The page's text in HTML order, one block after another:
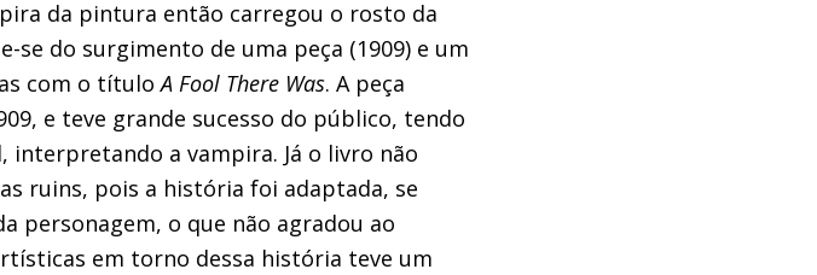
da pintura então carregou o rosto da
se do surgimento de uma peça (1909) e um
com o títuloA Fool There Was. A peça
e teve grande sucesso do público, tendo
a vampira. Já o livro não
ruins, pois a história foi adaptada, se
personagem, o que não agradou ao
em torno dessa história teve um